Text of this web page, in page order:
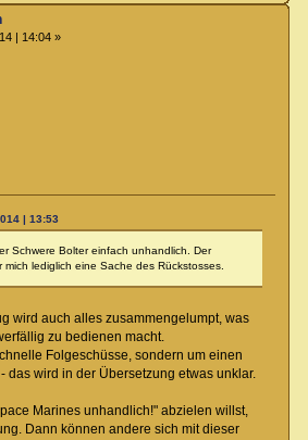
| 14:04 »
| 13:53
Schwere Bolter einfach unhandlich. Der
lediglich eine Sache des Rückstosses.
wird auch alles zusammengelumpt, was
zu bedienen macht.
Folgeschüsse, sondern um einen
das wird in der Übersetzung etwas unklar.
Marines unhandlich!" abzielen willst,
Dann können andere sich mit dieser